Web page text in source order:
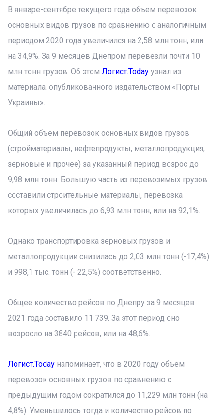
В январе-сентябре текущего года объем перевозок
основных видов грузов по сравнению с аналогичным
периодом 2020 года увеличился на 2,58 млн тонн, или
на 34,9%. За 9 месяцев Днепром перевезли почти 10
млн тонн грузов. Об этом Логист.Today узнал из
материала, опубликованного издательством «Порты
Украины».
Общий объем перевозок основных видов грузов
(стройматериалы, нефтепродукты, металлопродукция,
зерновые и прочее) за указанный период возрос до
9,98 млн тонн. Большую часть из перевозимых грузов
составили строительные материалы, перевозка
которых увеличилась до 6,93 млн тонн, или на 92,1%.
Однако транспортировка зерновых грузов и
металлопродукции снизилась до 2,03 млн тонн (-17,4%)
и 998,1 тыс. тонн (- 22,5%) соответственно.
Общее количество рейсов по Днепру за 9 месяцев
2021 года составило 11 739. За этот период оно
возросло на 3840 рейсов, или на 48,6%.
Логист.Today напоминает, что в 2020 году объем
перевозок основных грузов по сравнению с
предыдущим годом сократился до 11,229 млн тонн (на
4,8%). Уменьшилось тогда и количество рейсов по